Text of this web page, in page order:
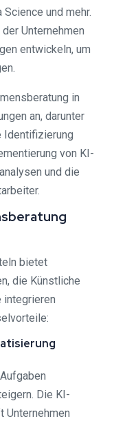
und mehr.
Unternehmen
entwickeln, um
in
an, darunter
Identifizierung
von KI-
und die
bietet
die Künstliche
Die KI-
Unternehmen